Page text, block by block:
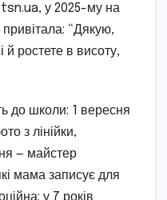
tsn.ua, у 2025-му на
“Дякую,
й ростете в висоту,
до школи: 1 вересня
з лінійки,
— майстер
мама записує для
у 7 років